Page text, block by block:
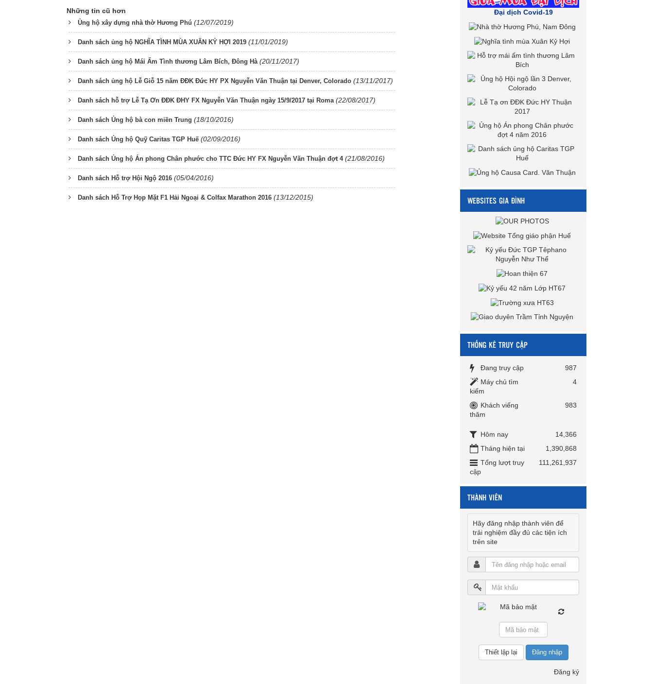
Những tin cũ hơn
Ủng hộ xây dựng nhà thờ Hương Phú (12/07/2019)
Danh sách ủng hộ NGHĨA TÌNH MÙA XUÂN KỶ HỢI 2019 (11/01/2019)
Danh sách ủng hộ Mái Ấm Tình thương Lâm Bích, Đông Hà (20/11/2017)
Danh sách ủng hộ Lễ Giỗ 15 năm ĐĐK Đức HY PX Nguyễn Văn Thuận tại Denver, Colorado (13/11/2017)
Danh sách hỗ trợ Lễ Tạ Ơn ĐĐK ĐHY FX Nguyễn Văn Thuận ngày 15/9/2017 tại Roma (22/08/2017)
Danh sách Ủng hộ bà con miền Trung (18/10/2016)
Danh sách Ủng hộ Quỹ Caritas TGP Huế (02/09/2016)
Danh sách Ủng hộ Án phong Chân phước cho TTC Đức HY FX Nguyễn Văn Thuận đợt 4 (21/08/2016)
Danh sách Hỗ trợ Hội Ngộ 2016 (05/04/2016)
Danh sách Hỗ Trợ Họp Mặt F1 Hải Ngoại & Colfax Marathon 2016 (13/12/2015)
Đại dịch Covid-19
WEBSITES GIA ĐÌNH
THỐNG KÊ TRUY CẬP
Đang truy cập
987
Máy chủ tìm
kiếm
4
Khách viếng
thăm
983
Hôm nay
14,366
Tháng hiện tại
1,390,868
Tổng lượt truy
cập
111,261,937
THÀNH VIÊN
Hãy đăng nhập thành viên để
trải nghiệm đầy đủ các tiện ích
trên site
Đăng nhập
Đăng ký